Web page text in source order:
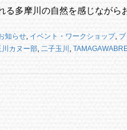
る多摩川の自然を感じなが
知らせ, イベント・ワークショップ,
川カヌー部, 二子玉川 ,